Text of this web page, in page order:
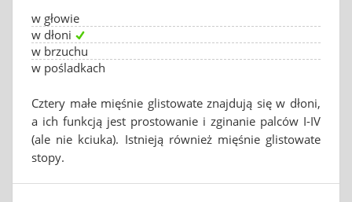
w głowie
w dłoni
w brzuchu
w pośladkach
Cztery małe mięśnie glistowate znajdują się w dłoni,
a ich funkcją jest prostowanie i zginanie palców I-IV
(ale nie kciuka). Istnieją również mięśnie glistowate
stopy.